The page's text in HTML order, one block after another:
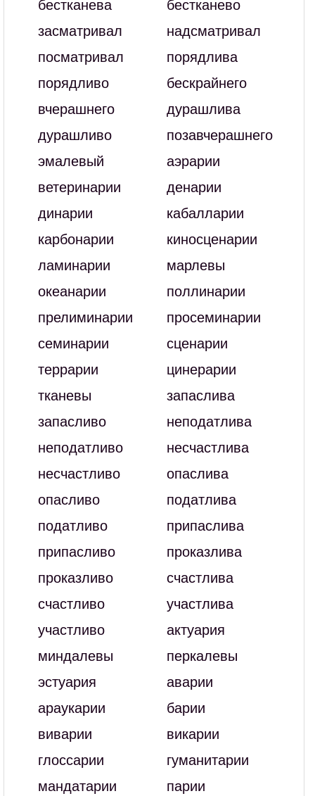
засматривал
надсматривал
посматривал
порядлива
порядливо
бескрайнего
вчерашнего
дурашлива
дурашливо
позавчерашнего
эмалевый
аэрарии
ветеринарии
денарии
динарии
кабалларии
карбонарии
киносценарии
ламинарии
марлевы
океанарии
поллинарии
прелиминарии
просеминарии
семинарии
сценарии
террарии
цинерарии
тканевы
запаслива
запасливо
неподатлива
неподатливо
несчастлива
несчастливо
опаслива
опасливо
податлива
податливо
припаслива
припасливо
проказлива
проказливо
счастлива
счастливо
участлива
участливо
актуария
миндалевы
перкалевы
эстуария
аварии
араукарии
барии
виварии
викарии
глоссарии
гуманитарии
мандатарии
парии